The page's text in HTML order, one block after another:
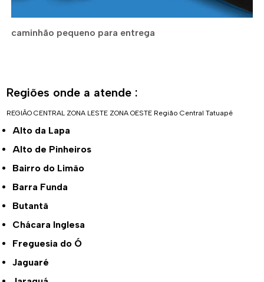
caminhão pequeno para entrega
Regiões onde a atende :
REGIÃO CENTRAL ZONA LESTE ZONA OESTE Região Central Tatuapé
Alto da Lapa
Alto de Pinheiros
Bairro do Limão
Barra Funda
Butantã
Chácara Inglesa
Freguesia do Ó
Jaguaré